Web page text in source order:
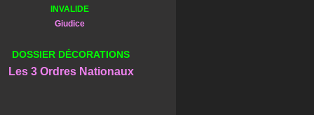
INVALIDE
Giudice
DOSSIER DÉCORATIONS
Les 3 Ordres Nationaux